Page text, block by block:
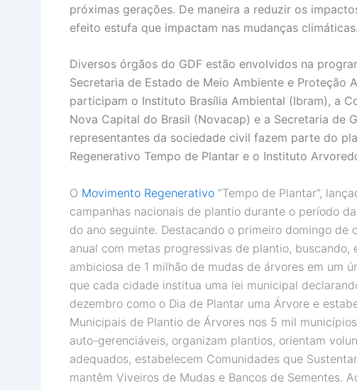
próximas gerações. De maneira a reduzir os
efeito estufa que impactam nas mudanças
Diversos órgãos do GDF estão envolvidos na
Secretaria de Estado de Meio Ambiente e Proteção
participam o Instituto Brasília Ambiental (Ibram), a
Nova Capital do Brasil (Novacap) e a Secretaria de
representantes da sociedade civil fazem parte do
Regenerativo Tempo de Plantar e o Instituto
O Movimento Regenerativo “Tempo de Plantar”,
campanhas nacionais de plantio durante o período
do ano seguinte. Destacando o primeiro domingo de
anual com metas progressivas de plantio, buscando,
ambiciosa de 1 milhão de mudas de árvores em um
que cada cidade institua uma lei municipal
dezembro como o Dia de Plantar uma Árvore e
Municipais de Plantio de Árvores nos 5 mil
auto-gerenciáveis, organizam plantios, orientam
adequados, estabelecem Comunidades que
mantêm Viveiros de Mudas e Bancos de Sementes.